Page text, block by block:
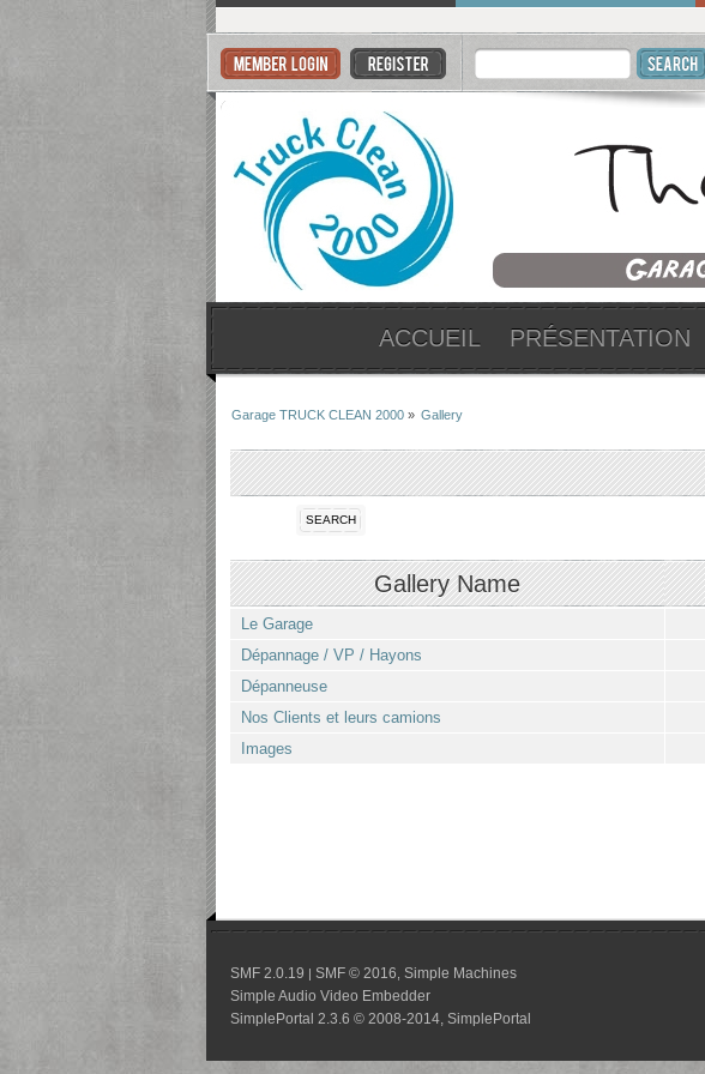
ACCUEIL PRÉSENTATION
Garage TRUCK CLEAN 2000» Gallery
SEARCH
Gallery Name
Le Garage
Dépannage / VP / Hayons
Dépanneuse
Nos Clients et leurs camions
Images
SMF 2.0.19 | SMF © 2016 Simple Machines
Simple Audio Video Embedder
SimplePortal 2.3.6 © 2008-2014, SimplePortal